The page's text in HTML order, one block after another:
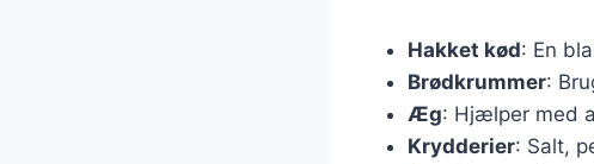
Hakket kød: En
Brødkrummer:
Æg: Hjælper med
Krydderier: Salt,